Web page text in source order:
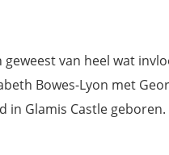
van heel wat
Bowes-Lyon met
in Glamis Castle geboren.